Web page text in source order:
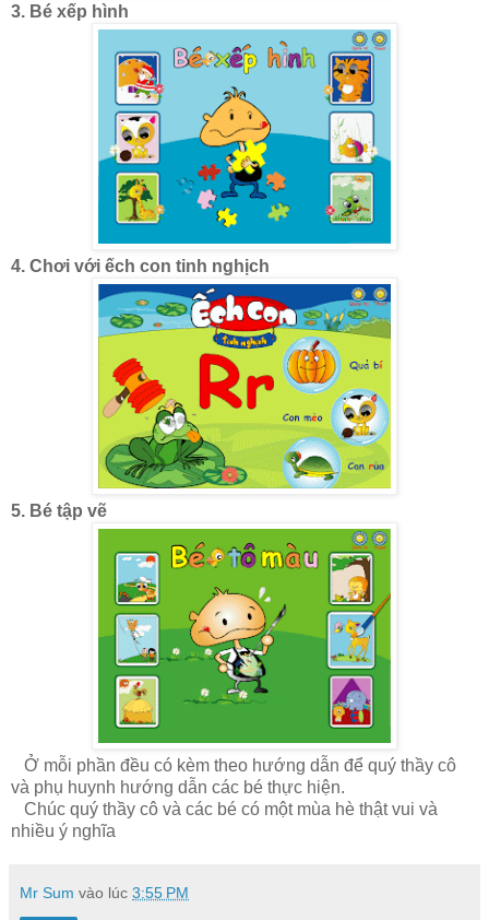
3. Bé xếp hình
4. Chơi với ếch con tinh nghịch
5. Bé tập vẽ
Ở mỗi phần đều có kèm theo hướng dẫn để quý thầy cô
và phụ huynh hướng dẫn các bé thực hiện.
Chúc quý thầy cô và các bé có một mùa hè thật vui và
nhiều ý nghĩa
Mr Sum vào lúc 3:55 PM